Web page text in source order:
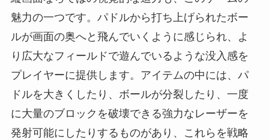
魅力の一つです。パドルから打ち上げられたボー
ルが画面の奥へと飛んでいくように感じられ、よ
り広大なフィールドで遊んでいるような没入感を
プレイヤーに提供します。アイテムの中には、パ
ドルを大きくしたり、ボールが分裂したり、一度
に大量のブロックを破壊できる強力なレーザーを
発射可能にしたりするものがあり、これらを戦略